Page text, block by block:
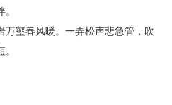
万壑春风暖。一弄松声悲急管，吹